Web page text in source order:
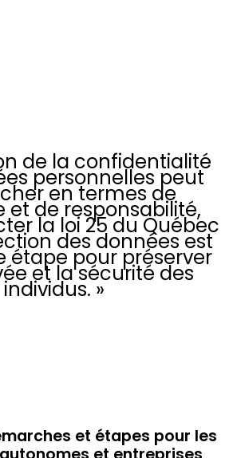
de la confidentialité
personnelles peut
en termes de
et de responsabilité,
la loi 25 du Québec
des données est
étape pour préserver
et la sécurité des
individus. »
et étapes pour les